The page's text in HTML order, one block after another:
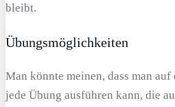
bleibt.
Übungsmöglichkeiten
Man könnte meinen, dass man auf
jede Übung ausführen kann, die